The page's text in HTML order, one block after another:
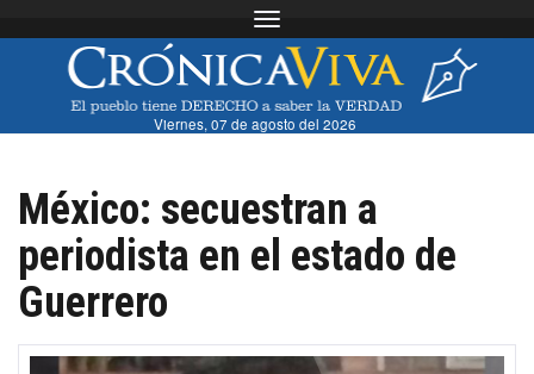
Toggle navigation
Viernes, 07 de agosto del 2026
México: secuestran a
periodista en el estado de
Guerrero